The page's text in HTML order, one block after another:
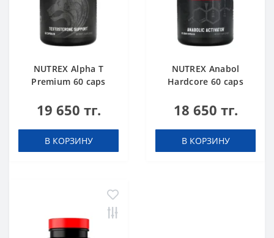
NUTREX Alpha T
Premium 60 caps
19 650 тг.
В КОРЗИНУ
NUTREX Anabol
Hardcore 60 caps
18 650 тг.
В КОРЗИНУ